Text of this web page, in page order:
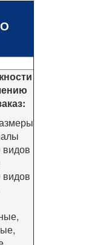
видов
видов